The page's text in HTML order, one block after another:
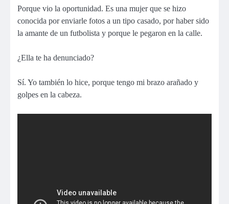
Porque vio la oportunidad. Es una mujer que se hizo
conocida por enviarle fotos a un tipo casado, por haber sido
la amante de un futbolista y porque le pegaron en la calle.
¿Ella te ha denunciado?
Sí. Yo también lo hice, porque tengo mi brazo arañado y
golpes en la cabeza.